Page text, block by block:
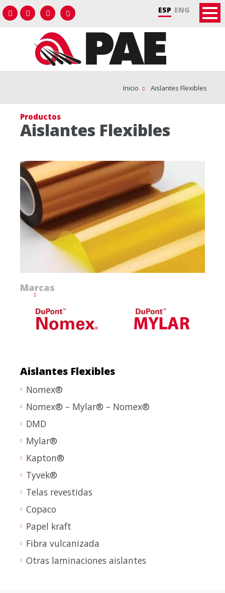
ESP ENG
Inicio Aislantes Flexibles
Productos
Aislantes Flexibles
Marcas
Aislantes Flexibles
Nomex®
Nomex® – Mylar® – Nomex®
DMD
Mylar®
Kapton®
Tyvek®
Telas revestidas
Copaco
Papel kraft
Fibra vulcanizada
Otras laminaciones aislantes